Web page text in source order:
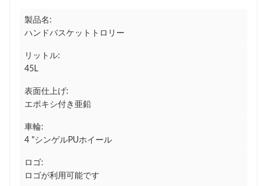
製品名:
ハンドバスケットトロリー
リットル:
45L
表面仕上げ:
エポキシ付き亜鉛
車輪:
4 "シンゲルPUホイール
ロゴ:
ロゴが利用可能です